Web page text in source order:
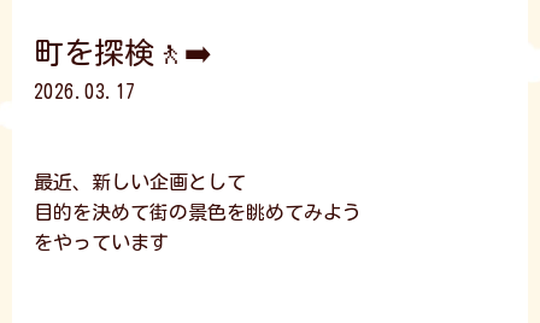
町を探検🚶‍➡️
2026.03.17
最近、新しい企画として
目的を決めて街の景色を眺めてみよう
をやっています